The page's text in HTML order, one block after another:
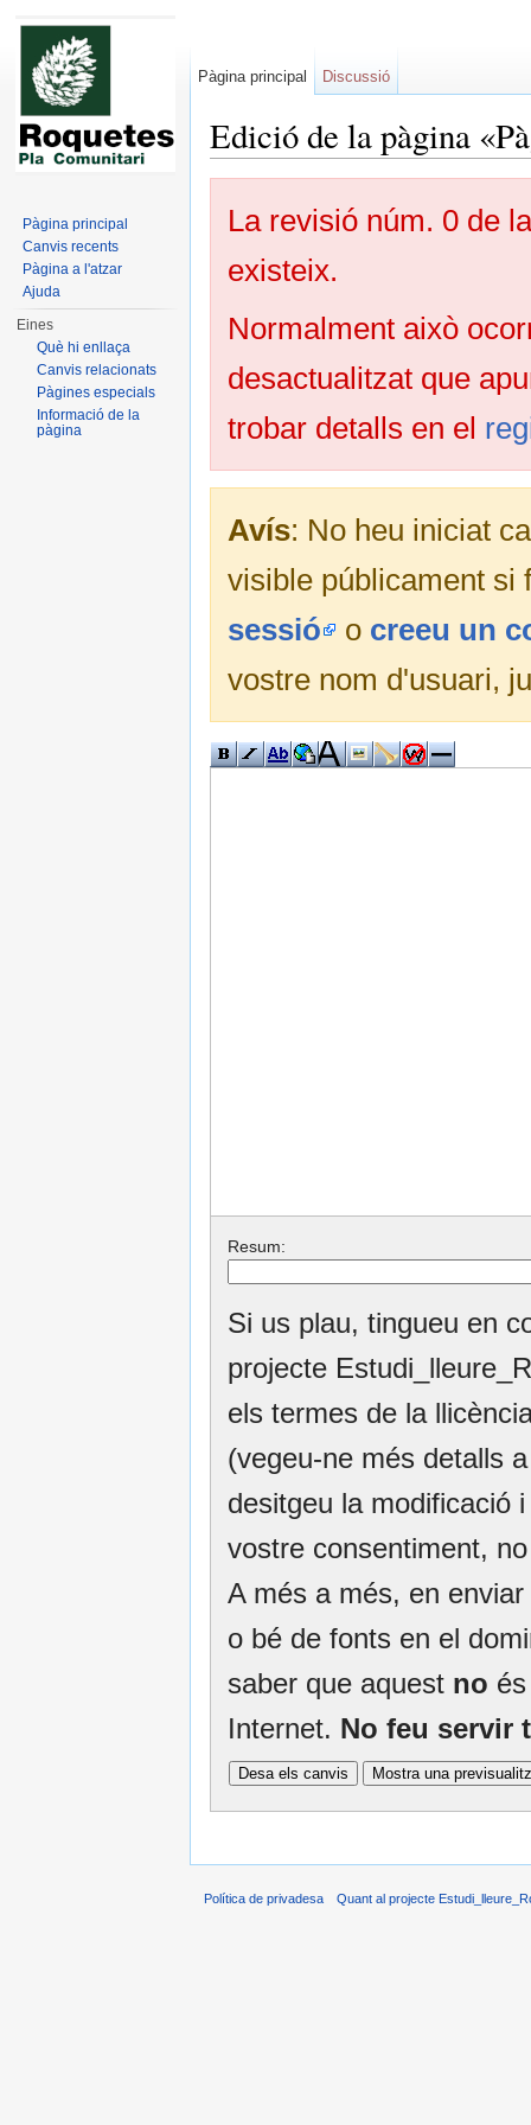
Edició de la pàgina
La revisió núm. 0 de
existeix.
Normalment això
desactualitzat que
trobar detalls en el
Avís: No heu iniciat
visible públicament
sessió
o creeu un
vostre nom d'usuari,
Resum:
Si us plau, tingueu en
projecte
els termes de la
(vegeu-ne més detalls
desitgeu la modificació
vostre consentiment,
A més a més, en
o bé de fonts en el
saber que aquest no
Internet. No feu servir
Pàgina principal Discussió
Pàgina principal
Canvis recents
Pàgina a l'atzar
Ajuda
Eines
Què hi enllaça
Canvis relacionats
Pàgines especials
Informació de la
pàgina
Política de privadesa Quant al projecte